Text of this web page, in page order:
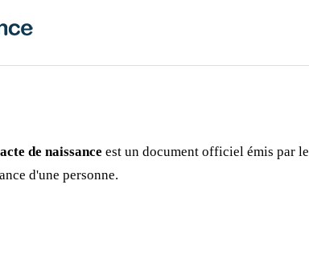
de naissance est un document officiel émis par le
d'une personne.